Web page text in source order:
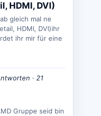
HDMI, DVI)
gleich mal ne
HDMI, DVI)ihr
ihr mir für eine
· 21
Gruppe seid bin